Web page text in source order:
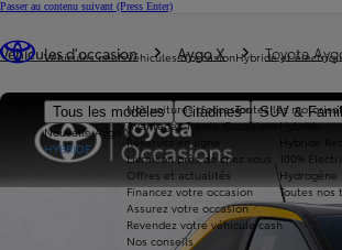
Passer au contenu suivant (Press Enter)
Véhicules neufs
Tous les modèles Citadines SUV &
Nouvelle Aygo X
HYBRIDE
Véhicules d'occasion
Nos voitures d'occasion
Avantages Toyota Occasions
Réservez en ligne
Livraison près de chez vous
Offres et actualités
Financez votre occasion
Assurez votre occasion
Revendez votre véhicule cash
Nos conseils
Hybride et
Toutes les
Hybride
Hybride
100%
Hydrogène
Toutes nos
Véhicules d'occasion Aygo X Toyota